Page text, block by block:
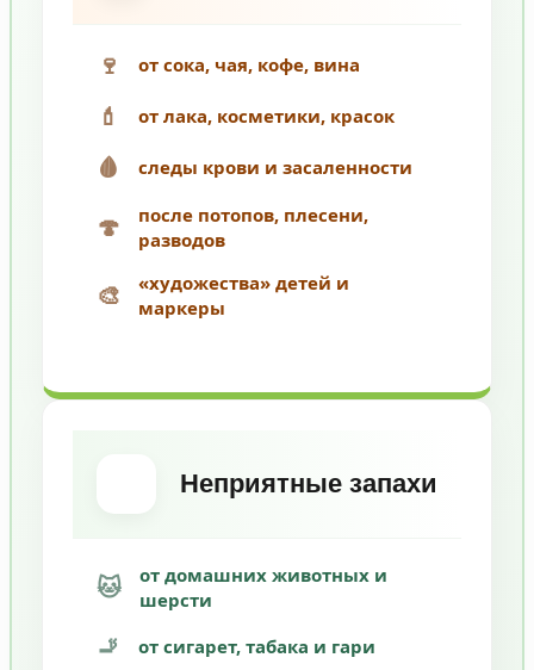
🍷 от сока, чая, кофе, вина
💄 от лака, косметики, красок
🩸 следы крови и засаленности
🍄
после потопов, плесени,
разводов
🎨
«художества» детей и
маркеры
Неприятные запахи
🐱
от домашних животных и
шерсти
🚬 от сигарет, табака и гари